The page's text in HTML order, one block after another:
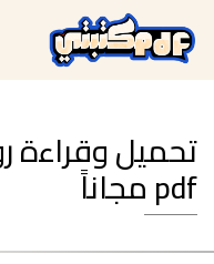
تحميل وقراءة
pdf مجاناً